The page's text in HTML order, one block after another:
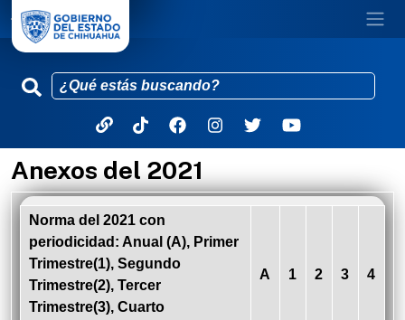
Anexos del 2021
Norma del 2021 con
periodicidad: Anual (A), Primer
Trimestre(1), Segundo
Trimestre(2), Tercer
Trimestre(3), Cuarto
A 1 2 3 4